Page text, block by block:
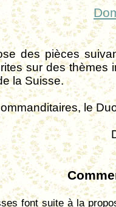
des pièces
sur des thèmes
la Suisse.
le
font suite à la